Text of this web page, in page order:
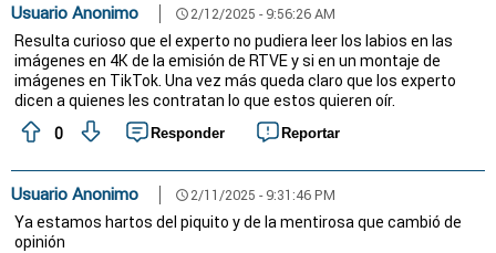
Usuario Anonimo schedule2/12/2025 - 9:56:26 AM
Resulta curioso que el experto no pudiera leer los labios en las
imágenes en 4K de la emisión de RTVE y si en un montaje de
imágenes en TikTok. Una vez más queda claro que los experto
dicen a quienes les contratan lo que estos quieren oír.
0
Responder Reportar
Usuario Anonimo schedule2/11/2025 - 9:31:46 PM
Ya estamos hartos del piquito y de la mentirosa que cambió de
opinión